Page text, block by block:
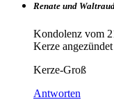
Renate und
Kondolenz vom
Kerze
Kerze-Groß
Antworten